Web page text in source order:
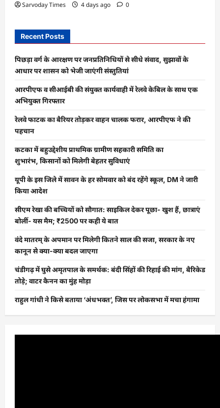
Sarvoday Times 4 days ago 0
Recent Posts
पिछड़ा वर्ग के आरक्षण पर जनप्रतिनिधियों से सीधे संवाद, सुझावों के
आधार पर शासन को भेजी जाएंगी संस्तुतियां
आरपीएफ व सीआईबी की संयुक्त कार्यवाही में रेलवे केबिल के साथ एक
अभियुक्त गिरफ्तार
रेलवे फाटक का बैरियर तोड़कर वाहन चालक फरार, आरपीएफ ने की
पहचान
कटका में बहुउद्देशीय प्राथमिक ग्रामीण सहकारी समिति का
शुभारंभ, किसानों को मिलेगी बेहतर सुविधाएं
यूपी के इस जिले में सावन के हर सोमवार को बंद रहेंगे स्कूल, DM ने जारी
किया आदेश
सीएम रेखा की बच्चियों को सौगात: साइकिल देकर पूछा- खुश हैं, छात्राएं
बोलीं- यस मैम; ₹2500 पर कही ये बात
वंदे मातरम् के अपमान पर मिलेगी कितने साल की सजा, सरकार के नए
कानून से क्या-क्या बदल जाएगा
चंडीगढ़ में घुसे अमृतपाल के समर्थक: बंदी सिंहों की रिहाई की मांग, बैरिकेड
तोड़े; वाटर कैनन का मुंह मोड़ा
राहुल गांधी ने किसे बताया ‘अंधभक्त’, जिस पर लोकसभा में मचा हंगामा